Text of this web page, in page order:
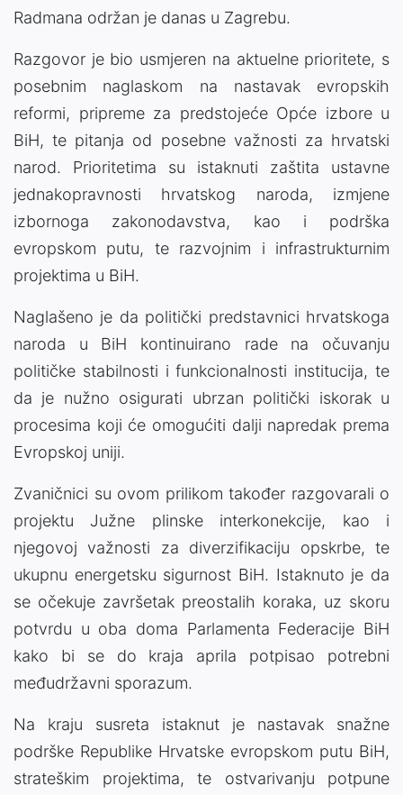
Radmana održan je danas u Zagrebu.
Razgovor je bio usmjeren na aktuelne prioritete, s
posebnim naglaskom na nastavak evropskih
reformi, pripreme za predstojeće Opće izbore u
BiH, te pitanja od posebne važnosti za hrvatski
narod. Prioritetima su istaknuti zaštita ustavne
jednakopravnosti hrvatskog naroda, izmjene
izbornoga zakonodavstva, kao i podrška
evropskom putu, te razvojnim i infrastrukturnim
projektima u BiH.
Naglašeno je da politički predstavnici hrvatskoga
naroda u BiH kontinuirano rade na očuvanju
političke stabilnosti i funkcionalnosti institucija, te
da je nužno osigurati ubrzan politički iskorak u
procesima koji će omogućiti dalji napredak prema
Evropskoj uniji.
Zvaničnici su ovom prilikom također razgovarali o
projektu Južne plinske interkonekcije, kao i
njegovoj važnosti za diverzifikaciju opskrbe, te
ukupnu energetsku sigurnost BiH. Istaknuto je da
se očekuje završetak preostalih koraka, uz skoru
potvrdu u oba doma Parlamenta Federacije BiH
kako bi se do kraja aprila potpisao potrebni
međudržavni sporazum.
Na kraju susreta istaknut je nastavak snažne
podrške Republike Hrvatske evropskom putu BiH,
strateškim projektima, te ostvarivanju potpune